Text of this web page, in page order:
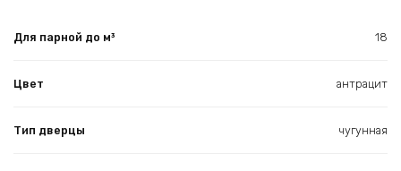
Для парной до м³ 18
Цвет антрацит
Тип дверцы чугунная